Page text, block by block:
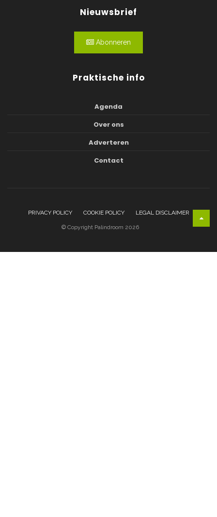
Nieuwsbrief
Abonneren
Praktische info
Agenda
Over ons
Adverteren
Contact
PRIVACY POLICY COOKIE POLICY LEGAL DISCLAIMER
© Copyright Palindroom 2026